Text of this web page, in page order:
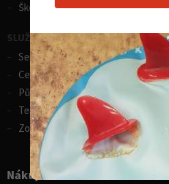
Škola eskymování
SLUŽBY - zimní sporty
Servis lyží
Celosezonní půjčovna lyží
Půjčovna lyží
Test centrum SPORTEN
Zobrazit vše
Nákupní rádce